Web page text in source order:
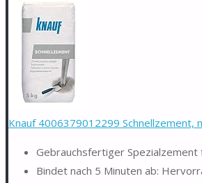
Knauf 4006379012299 Schnellzement,
Gebrauchsfertiger
Bindet nach 5 Minuten ab: